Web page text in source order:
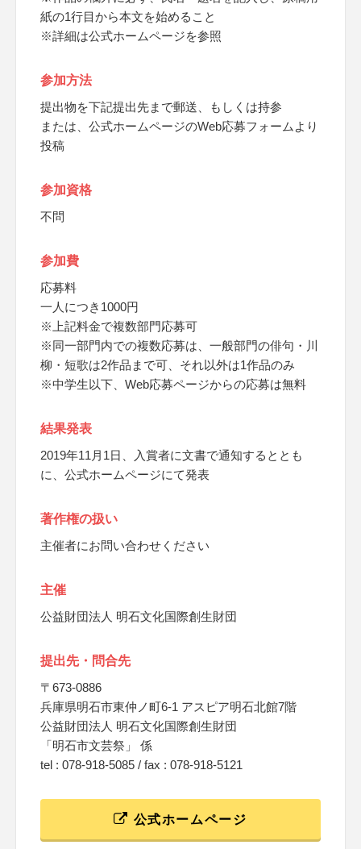
紙の1行目から本文を始めること
※詳細は公式ホームページを参照
参加方法
提出物を下記提出先まで郵送、もしくは持参
または、公式ホームページのWeb応募フォームより
投稿
参加資格
不問
参加費
応募料
一人につき1000円
※上記料金で複数部門応募可
※同一部門内での複数応募は、一般部門の俳句・川
柳・短歌は2作品まで可、それ以外は1作品のみ
※中学生以下、Web応募ページからの応募は無料
結果発表
2019年11月1日、入賞者に文書で通知するととも
に、公式ホームページにて発表
著作権の扱い
主催者にお問い合わせください
主催
公益財団法人 明石文化国際創生財団
提出先・問合先
〒673-0886
兵庫県明石市東仲ノ町6-1 アスピア明石北館7階
公益財団法人 明石文化国際創生財団
「明石市文芸祭」 係
tel : 078-918-5085 / fax : 078-918-5121
公式ホームページ